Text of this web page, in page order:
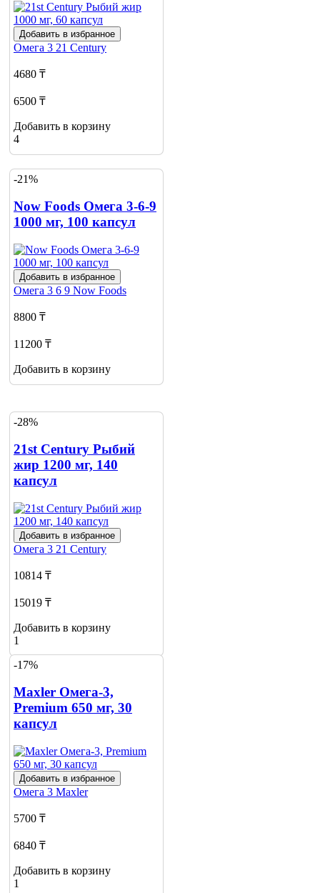
Добавить в избранное
Омега 3 21 Century
4680 ₸
6500 ₸
Добавить в корзину
4
-21%
Now Foods Омега 3-6-9
1000 мг, 100 капсул
Добавить в избранное
Омега 3 6 9 Now Foods
8800 ₸
11200 ₸
Добавить в корзину
-28%
21st Century Рыбий
жир 1200 мг, 140
капсул
Добавить в избранное
Омега 3 21 Century
10814 ₸
15019 ₸
Добавить в корзину
1
-17%
Maxler Омега-3,
Premium 650 мг, 30
капсул
Добавить в избранное
Омега 3 Maxler
5700 ₸
6840 ₸
Добавить в корзину
1